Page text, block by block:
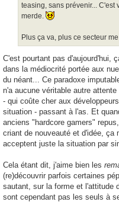
teasing, sans prévenir... C'est
merde.
Plus ça va, plus ce secteur me
C'est pourtant pas d'aujourd'hui,
dans la médiocrité portée aux
du néant... Ce paradoxe
n'a aucune véritable autre
- qui coûte cher aux
situation - passant à l'as. Et
anciens "hardcore gamers"
criant de nouveauté et d'idée, ça
acceptent juste la situation par
Cela étant dit, j'aime bien les
(re)découvrir parfois certaines
sautant, sur la forme et l'attitude
sont cependant pas les seuls à